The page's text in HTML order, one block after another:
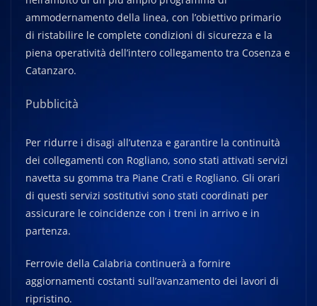
ammodernamento della linea, con l’obiettivo primario
di ristabilire le complete condizioni di sicurezza e la
piena operatività dell’intero collegamento tra Cosenza e
Catanzaro.
Pubblicità
Per ridurre i disagi all’utenza e garantire la continuità
dei collegamenti con Rogliano, sono stati attivati servizi
navetta su gomma tra Piane Crati e Rogliano. Gli orari
di questi servizi sostitutivi sono stati coordinati per
assicurare le coincidenze con i treni in arrivo e in
partenza.
Ferrovie della Calabria continuerà a fornire
aggiornamenti costanti sull’avanzamento dei lavori di
ripristino.